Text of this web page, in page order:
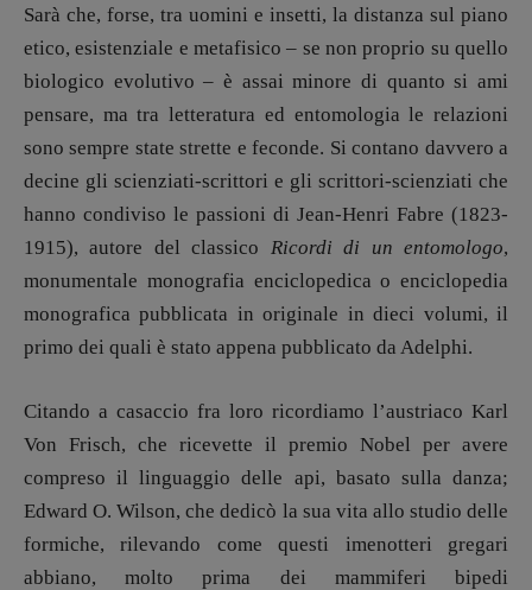
Pulp for kids
Opera prima
DOSSIER
12 dicembre
Blade Runner 40
Editoria
Intelligenza Artificiale
Maestri sommersi
Pasolini 1922-2022
Psichedelia
Stranimondi
Tornare a Ballard
Valerio Evangelisti
Vampirismi
Zong!
Sarà che, forse, tra uomini e insetti, la distanza sul piano
etico, esistenziale e metafisico – se non proprio su quello
biologico evolutivo – è assai minore di quanto si ami
pensare, ma tra letteratura ed entomologia le relazioni
sono sempre state strette e feconde. Si contano davvero a
decine gli scienziati-scrittori e gli scrittori-scienziati che
hanno condiviso le passioni di Jean-Henri Fabre (1823-
1915), autore del classico Ricordi di un entomologo,
monumentale monografia enciclopedica o enciclopedia
monografica pubblicata in originale in dieci volumi, il
primo dei quali è stato appena pubblicato da Adelphi.
Citando a casaccio fra loro ricordiamo l’austriaco Karl
Von Frisch, che ricevette il premio Nobel per avere
compreso il linguaggio delle api, basato sulla danza;
Edward O. Wilson, che dedicò la sua vita allo studio delle
formiche, rilevando come questi imenotteri gregari
abbiano, molto prima dei mammiferi bipedi